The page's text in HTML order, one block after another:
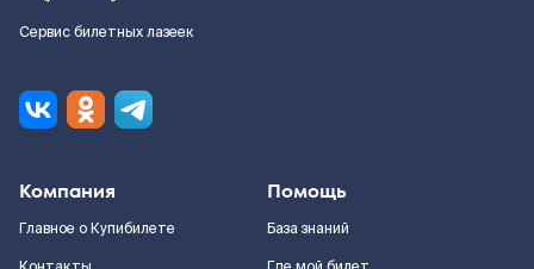
Сервис билетных лазеек
Компания
Главное о Купибилете
Помощь
База знаний